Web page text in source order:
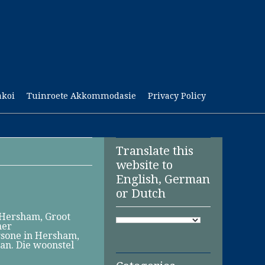
Tuinroete Akkommodasie Privacy Policy
Groot
in Hersham,
Die woonstel
Translate this
website to
English, German
or Dutch